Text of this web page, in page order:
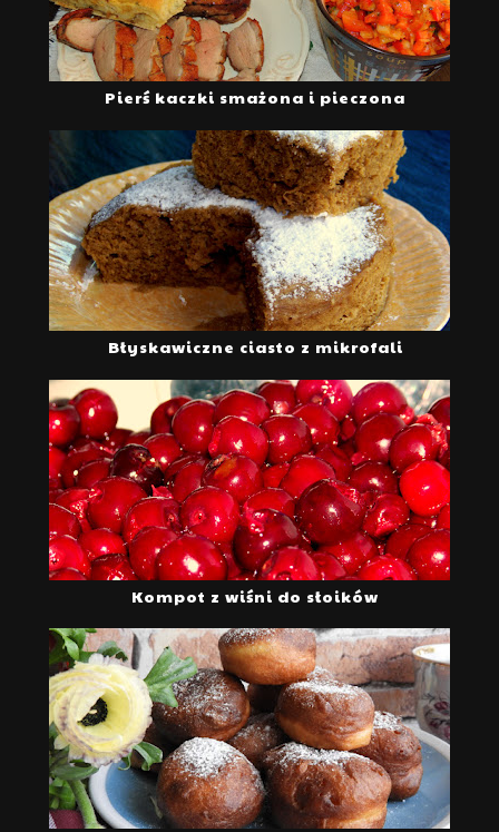
Pierś kaczki smażona i pieczona
Błyskawiczne ciasto z mikrofali
Kompot z wiśni do słoików